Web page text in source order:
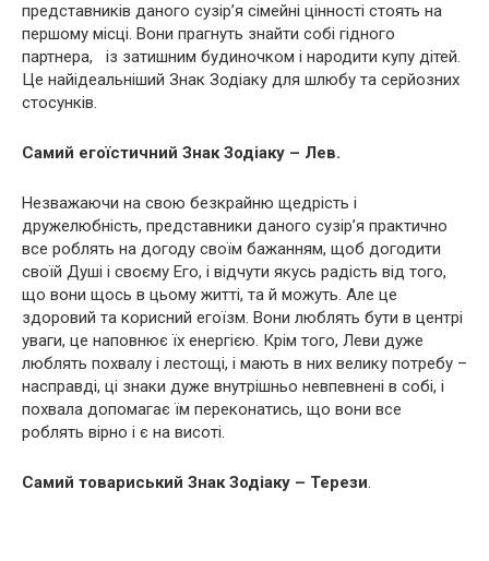
представників даного сузір’я сімейні цінності стоять на
першому місці. Вони прагнуть знайти собі гідного
партнера, із затишним будиночком і народити купу дітей.
Це найідеальніший Знак Зодіаку для шлюбу та серйозних
стосунків.
Самий егоїстичний Знак Зодіаку – Лев.
Незважаючи на свою безкрайню щедрість і
дружелюбність, представники даного сузір’я практично
все роблять на догоду своїм бажанням, щоб догодити
своїй Душі і своєму Его, і відчути якусь радість від того,
що вони щось в цьому житті, та й можуть. Але це
здоровий та корисний егоїзм. Вони люблять бути в центрі
уваги, це наповнює їх енергією. Крім того, Леви дуже
люблять похвалу і лестощі, і мають в них велику потребу –
насправді, ці знаки дуже внутрішньо невпевнені в собі, і
похвала допомагає їм переконатись, що вони все
роблять вірно і є на висоті.
Самий товариський Знак Зодіаку – Терези.